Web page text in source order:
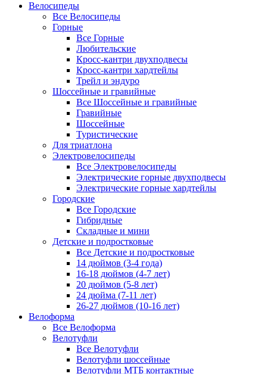
Велосипеды
Все Велосипеды
Горные
Все Горные
Любительские
Кросс-кантри двухподвесы
Кросс-кантри хардтейлы
Трейл и эндуро
Шоссейные и гравийные
Все Шоссейные и гравийные
Гравийные
Шоссейные
Туристические
Для триатлона
Электровелосипеды
Все Электровелосипеды
Электрические горные двухподвесы
Электрические горные хардтейлы
Городские
Все Городские
Гибридные
Складные и мини
Детские и подростковые
Все Детские и подростковые
14 дюймов (3-4 года)
16-18 дюймов (4-7 лет)
20 дюймов (5-8 лет)
24 дюйма (7-11 лет)
26-27 дюймов (10-16 лет)
Велоформа
Все Велоформа
Велотуфли
Все Велотуфли
Велотуфли шоссейные
Велотуфли МТБ контактные